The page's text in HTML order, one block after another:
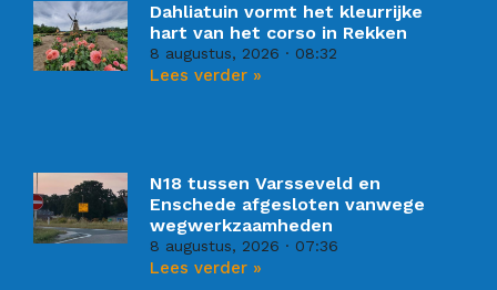
Dahliatuin vormt het kleurrijke
hart van het corso in Rekken
8 augustus, 2026 08:32
Lees verder »
N18 tussen Varsseveld en
Enschede afgesloten vanwege
wegwerkzaamheden
8 augustus, 2026 07:36
Lees verder »